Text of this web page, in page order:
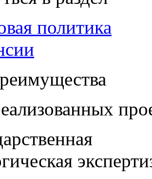
политика